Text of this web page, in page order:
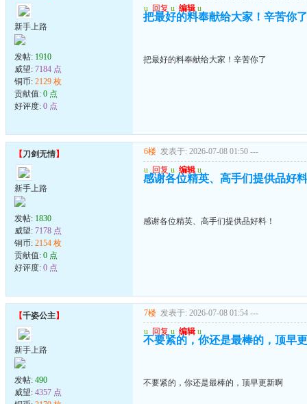
新手上路
发帖: 1910
威望: 7184 点
铜币: 2129 枚
贡献值: 0 点
好评度: 0 点
u 回复 u 编辑 u
把最好的料奉献给大家！辛苦你了
把最好的料奉献给大家！辛苦你了
【刀剑无情】
新手上路
发帖: 1830
威望: 7178 点
铜币: 2154 枚
贡献值: 0 点
好评度: 0 点
6楼 发表于: 2026-07-08 01:50 ---
u 回复 u 编辑 u
感谢各位精英、高手们提供品好
感谢各位精英、高手们提供品好料！
【千姿公主】
新手上路
发帖: 490
威望: 4357 点
7楼 发表于: 2026-07-08 01:54 ---
u 回复 u 编辑 u
不要紧的，你还是最棒的，顶早
不要紧的，你还是最棒的，顶早更新啊